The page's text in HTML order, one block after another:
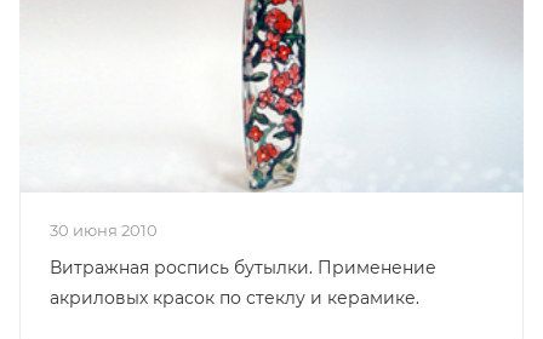
30 июня 2010
Витражная роспись бутылки. Применение
акриловых красок по стеклу и керамике.